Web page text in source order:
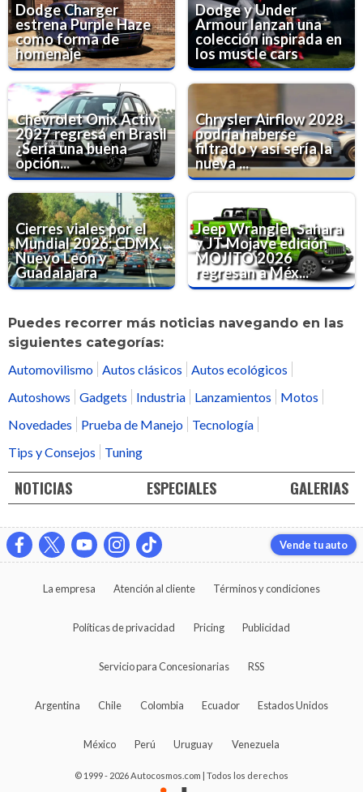
Dodge Charger
estrena Purple Haze
como forma de
homenaje
Dodge y Under
Armour lanzan una
colección inspirada en
los muscle cars
Chevrolet Onix Activ
2027 regresa en Brasil
¿Sería una buena
opción...
Chrysler Airflow 2028
podría haberse
filtrado y así sería la
nueva ...
Cierres viales por el
Mundial 2026: CDMX,
Nuevo León y
Guadalajara
Jeep Wrangler Sahara
y JT Mojave edición
MOJITO 2026
regresan a Méx...
Puedes recorrer más noticias navegando en las
siguientes categorías:
Automovilismo Autos clásicos
Autos ecológicos
Autoshows
Gadgets Industria Lanzamientos
Motos
Novedades
Prueba de Manejo
Tecnología
Tips y Consejos
Tuning
NOTICIAS ESPECIALES GALERIAS
Vende tu auto
La empresa Atención al cliente Términos y condiciones
Políticas de privacidad Pricing Publicidad
Servicio para Concesionarias RSS
Argentina Chile Colombia Ecuador Estados Unidos
México Perú Uruguay Venezuela
© 1999 - 2026 Autocosmos.com | Todos los derechos